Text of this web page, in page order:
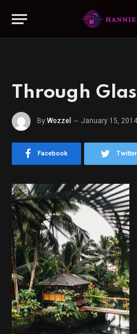
Through
By Wozzel January 15, 2014
Facebook Twitter